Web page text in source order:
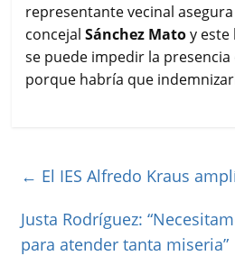
representante vecinal
concejalSánchez Matoy este
se puede impedir la
porque habría que
← El IES Alfredo Kraus
Justa Rodríguez:
para atender tanta miseria”